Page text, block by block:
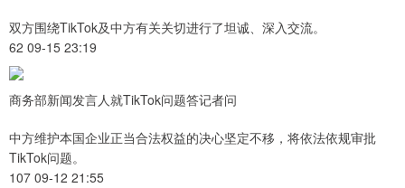
双方围绕TikTok及中方有关关切进行了坦诚、深入交流。
62 09-15 23:19
商务部新闻发言人就TikTok问题答记者问
中方维护本国企业正当合法权益的决心坚定不移，将依法依规审批
TikTok问题。
107 09-12 21:55